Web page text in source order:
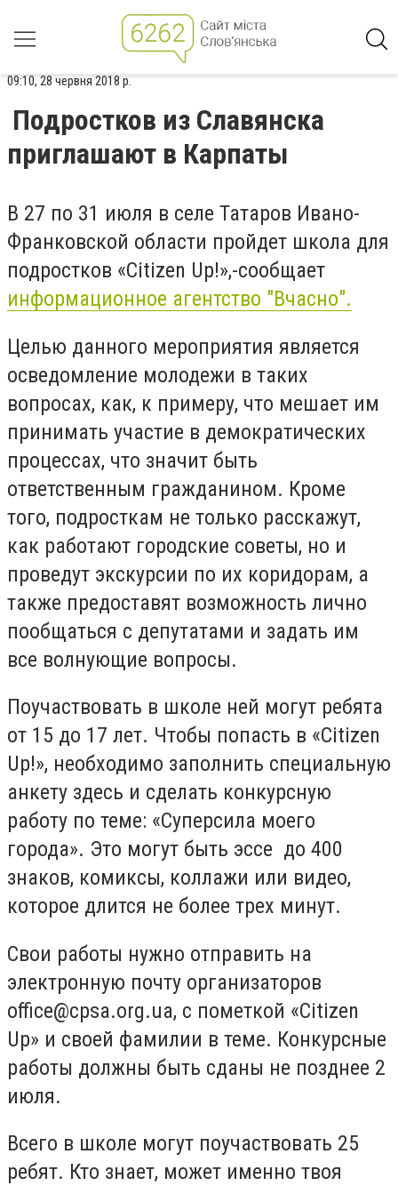
09:10, 28 червня 2018 р.
Подростков из Славянска
приглашают в Карпаты
В 27 по 31 июля в селе Татаров Ивано-
Франковской области пройдет школа для
подростков «Citizen Up!»,-сообщает
информационное агентство "Вчасно".
Целью данного мероприятия является
осведомление молодежи в таких
вопросах, как, к примеру, что мешает им
принимать участие в демократических
процессах, что значит быть
ответственным гражданином. Кроме
того, подросткам не только расскажут,
как работают городские советы, но и
проведут экскурсии по их коридорам, а
также предоставят возможность лично
пообщаться с депутатами и задать им
все волнующие вопросы.
Поучаствовать в школе ней могут ребята
от 15 до 17 лет. Чтобы попасть в «Citizen
Up!», необходимо заполнить специальную
анкету здесь и сделать конкурсную
работу по теме: «Суперсила моего
города». Это могут быть эссе до 400
знаков, комиксы, коллажи или видео,
которое длится не более трех минут.
Свои работы нужно отправить на
электронную почту организаторов
office@cpsa.org.ua, с пометкой «Citizen
Up» и своей фамилии в теме. Конкурсные
работы должны быть сданы не позднее 2
июля.
Всего в школе могут поучаствовать 25
ребят. Кто знает, может именно твоя